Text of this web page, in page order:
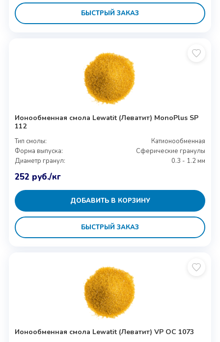
БЫСТРЫЙ ЗАКАЗ
Ионообменная смола Lewatit (Леватит) MonoPlus SP
112
Тип смолы:
Катионообменная
Форма выпуска:
Сферические гранулы
Диаметр гранул:
0.3 - 1.2 мм
252 руб./кг
ДОБАВИТЬ В КОРЗИНУ
БЫСТРЫЙ ЗАКАЗ
Ионообменная смола Lewatit (Леватит) VP OC 1073